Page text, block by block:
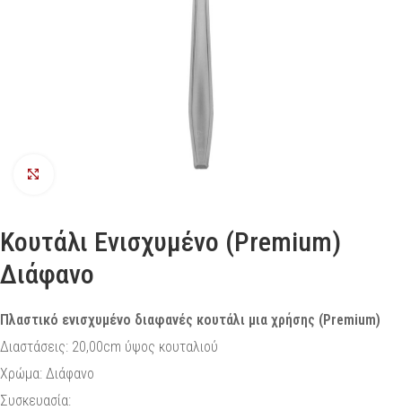
Κουτάλι Ενισχυμένο (Premium)
Διάφανο
Πλαστικό ενισχυμένο διαφανές κουτάλι μια χρήσης (Premium)
Διαστάσεις: 20,00cm ύψος κουταλιού
Χρώμα: Διάφανο
Συσκευασία: